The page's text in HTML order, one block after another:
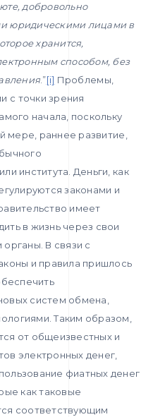
добровольно
юридическими лицами в
хранится,
способом, без
.”[i] Проблемы,
с точки зрения
начала, поскольку
мере, раннее развитие,
института. Деньги, как
законами и
имеет
в жизнь через свои
В связи с
и правила пришлось
систем обмена,
Таким образом,
от общеизвестных и
электронных денег,
фиатных денег
как таковые
соответствующим